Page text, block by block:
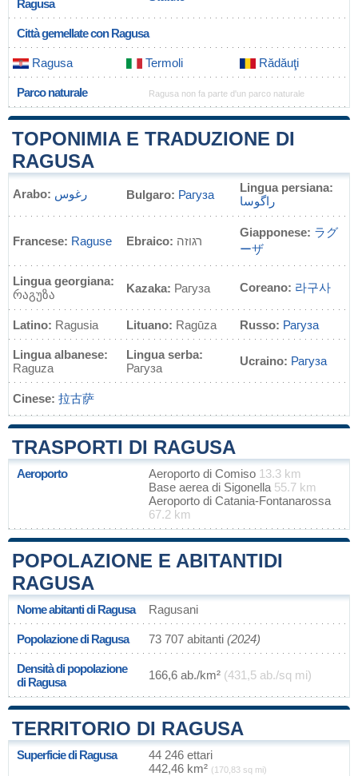
Ragusa
Città gemellate con Ragusa
Ragusa Termoli Rădăuţi
Parco naturale Ragusa non fa parte d'un parco naturale
TOPONIMIA E TRADUZIONE DI
RAGUSA
Arabo: رغوس Bulgaro: Рагуза
Lingua persiana:
راگوسا
Francese: Raguse Ebraico: רגוזה
Giapponese: ラグ
ーザ
Lingua georgiana:
რაგუზა
Kazaka: Рагуза Coreano: 라구사
Latino: Ragusia Lituano: Ragūza Russo: Рагуза
Lingua albanese:
Raguza
Lingua serba:
Рагуза
Ucraino: Рагуза
Cinese: 拉古萨
TRASPORTI DI RAGUSA
Aeroporto Aeroporto di Comiso 13.3 km
Base aerea di Sigonella 55.7 km
Aeroporto di Catania-Fontanarossa
67.2 km
POPOLAZIONE E ABITANTIDI
RAGUSA
Nome abitanti di Ragusa Ragusani
Popolazione di Ragusa 73 707 abitanti (2024)
Densità di popolazione
di Ragusa
166,6 ab./km² (431,5 ab./sq mi)
TERRITORIO DI RAGUSA
Superficie di Ragusa
44 246 ettari
442,46 km² (170,83 sq mi)